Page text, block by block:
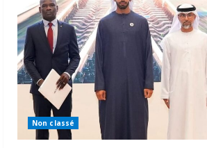
Non classé